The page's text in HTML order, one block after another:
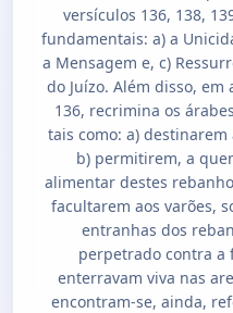
versículos 136, 138,
fundamentais: a) a
a Mensagem e, c)
do Juízo. Além disso,
136, recrimina os
tais como: a)
b) permitirem, a
alimentar destes
facultarem aos varões,
entranhas dos
perpetrado contra a
enterravam viva nas
encontram-se, ainda,